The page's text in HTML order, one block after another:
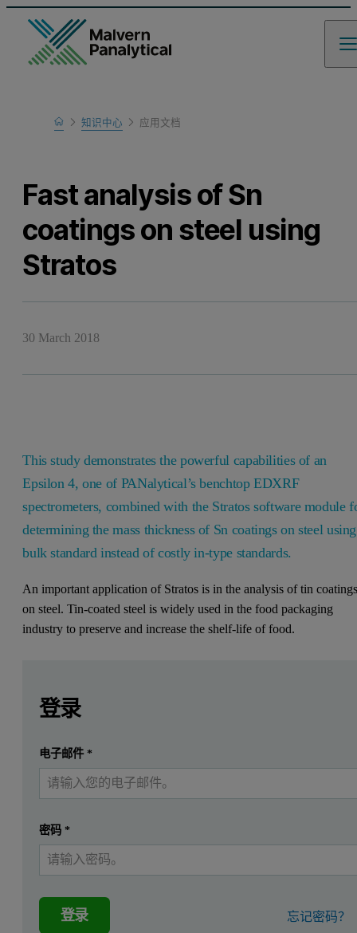
Home
Learn
知识中心 应用文档
Fast analysis of Sn
coatings on steel using
Stratos
30 March 2018
This study demonstrates the powerful capabilities of an
Epsilon 4, one of PANalytical’s benchtop EDXRF
spectrometers, combined with the Stratos software module
determining the mass thickness of Sn coatings on steel using
bulk standard instead of costly in-type standards.
An important application of Stratos is in the analysis of tin
on steel. Tin-coated steel is widely used in the food packaging
industry to preserve and increase the shelf-life of food.
提交 我已经有一个帐户
登录
电子邮件*
密码 *
登录 忘记密码？